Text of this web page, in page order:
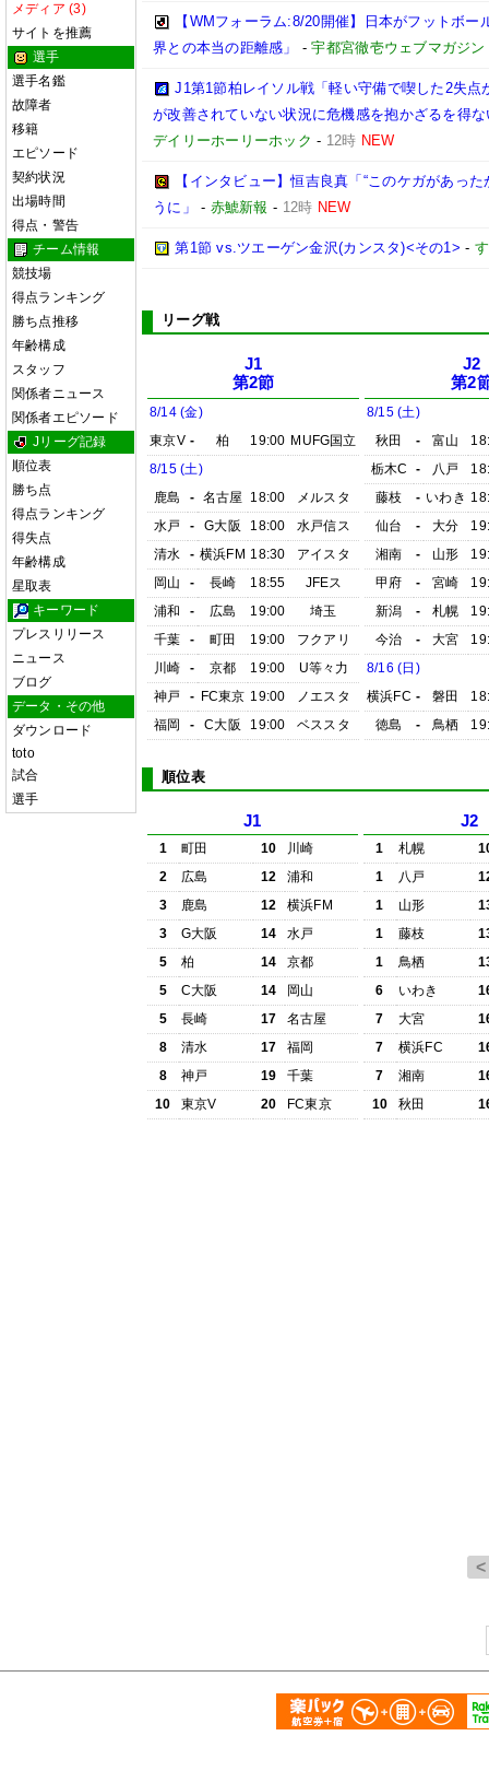
メディア (3)
サイトを推薦
選手
選手名鑑
故障者
移籍
エピソード
契約状況
出場時間
得点・警告
チーム情報
競技場
得点ランキング
勝ち点推移
年齢構成
スタッフ
関係者ニュース
関係者エピソード
Jリーグ記録
順位表
勝ち点
得点ランキング
得失点
年齢構成
星取表
キーワード
プレスリリース
ニュース
ブログ
データ・その他
ダウンロード
toto
試合
選手
【WMフォーラム:8/20開催】日本がフットボ
界との本当の距離感」
-宇都宮徹壱ウェブマガジン
J1第1節柏レイソル戦「軽い守備で喫した2失
が改善されていない状況に危機感を抱かざるを得
デイリーホーリーホック - 12時 NEW
【インタビュー】恒吉良真「“このケガがあっ
うに」
- 赤鯱新報 - 12時 NEW
第1節 vs.ツエーゲン金沢(カンスタ)<その1> -
リーグ戦
J1
第2節
8/14 (金)
東京V - 柏 19:00 MUFG国立
8/15 (土)
鹿島
- 名古屋 18:00
メルスタ
水戸
- G大阪 18:00
水戸信ス
清水
- 横浜FM 18:30
アイスタ
岡山
- 長崎 18:55
JFEス
浦和
- 広島 19:00
埼玉
千葉
- 町田 19:00
フクアリ
川崎
- 京都 19:00
U等々力
神戸
- FC東京 19:00
ノエスタ
福岡
- C大阪 19:00 ベススタ
J2
第2
8/15 (土)
秋田
- 富山
栃木C
- 八戸
藤枝
- いわき
仙台
- 大分
湘南
- 山形
甲府
- 宮崎
新潟
- 札幌
今治
- 大宮
8/16 (日)
横浜FC - 磐田
徳島
- 鳥栖
順位表
J1
1 町田 10
川崎
2
広島 12
浦和
3
鹿島 12
横浜FM
3
G大阪 14
水戸
5
柏 14
京都
5
C大阪 14
岡山
5
長崎 17
名古屋
8
清水 17
福岡
8
神戸 19
千葉
10
東京V 20 FC東京
J2
1 札幌
1
八戸
1
山形
1
藤枝
1
鳥栖
6
いわき
7
大宮
7
横浜FC
7
湘南
10
秋田